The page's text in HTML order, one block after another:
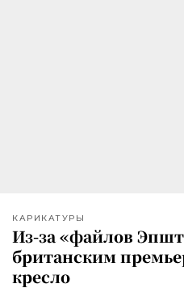
КАРИКАТУРЫ
Из-за «файлов
британским
кресло